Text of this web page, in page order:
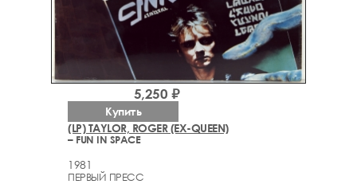
(LP) TAYLOR, ROGER (EX-QUEEN)
– FUN IN SPACE
1981
ПЕРВЫЙ ПРЕСС
5,250 ₽
Купить